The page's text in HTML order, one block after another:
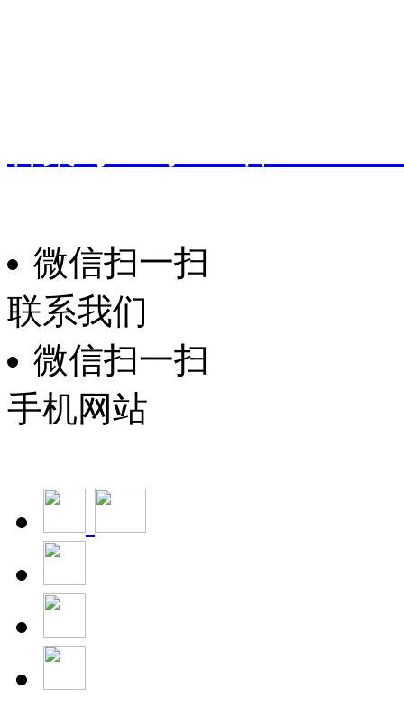
微信扫一扫
联系我们
微信扫一扫
手机网站